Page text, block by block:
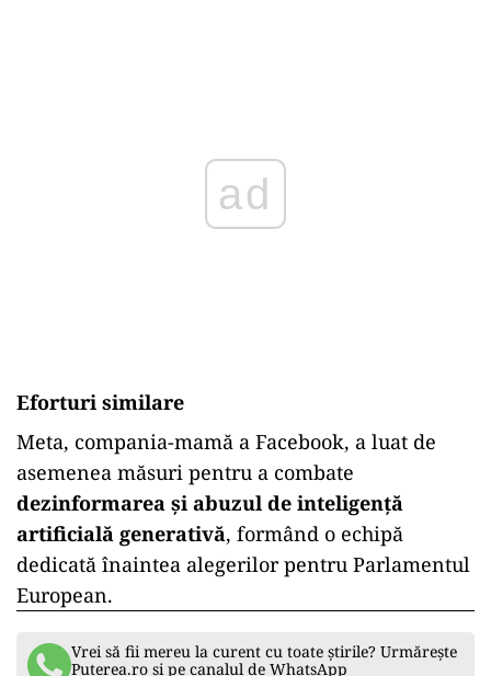
ad
Eforturi similare
Meta, compania-mamă a Facebook, a luat de
asemenea măsuri pentru a combate
dezinformarea și abuzul de inteligență
artificială generativă, formând o echipă
dedicată înaintea alegerilor pentru Parlamentul
European.
Vrei să fii mereu la curent cu toate știrile? Urmărește
Puterea.ro și pe canalul de WhatsApp